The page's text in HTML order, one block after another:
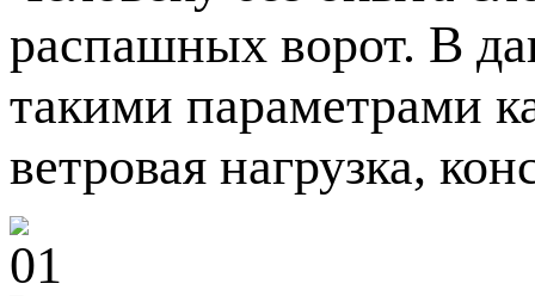
распашных ворот. В
такими параметрами
ветровая нагрузка,